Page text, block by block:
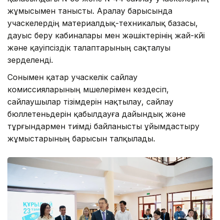
жұмысымен танысты. Аралау барысында
учаскелердің материалдық-техникалық базасы,
дауыс беру кабиналары мен жәшіктерінің жай-күйі
және қауіпсіздік талаптарының сақталуы
зерделенді.
Сонымен қатар учаскелік сайлау
комиссияларының мүшелерімен кездесіп,
сайлаушылар тізімдерін нақтылау, сайлау
бюллетеньдерін қабылдауға дайындық және
тұрғындармен тиімді байланысты ұйымдастыру
жұмыстарының барысын талқылады.